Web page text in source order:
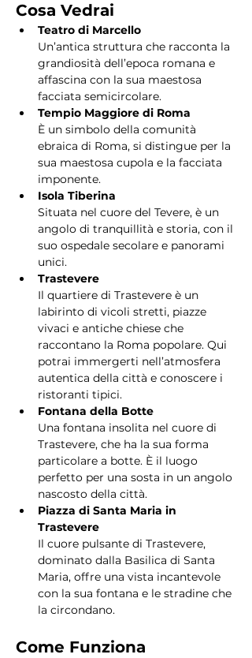
Cosa Vedrai
Teatro di Marcello
Un’antica struttura che racconta la
grandiosità dell’epoca romana e
affascina con la sua maestosa
facciata semicircolare.
Tempio Maggiore di Roma
È un simbolo della comunità
ebraica di Roma, si distingue per la
sua maestosa cupola e la facciata
imponente.
Isola Tiberina
Situata nel cuore del Tevere, è un
angolo di tranquillità e storia, con il
suo ospedale secolare e panorami
unici.
Trastevere
Il quartiere di Trastevere è un
labirinto di vicoli stretti, piazze
vivaci e antiche chiese che
raccontano la Roma popolare. Qui
potrai immergerti nell’atmosfera
autentica della città e conoscere i
ristoranti tipici.
Fontana della Botte
Una fontana insolita nel cuore di
Trastevere, che ha la sua forma
particolare a botte. È il luogo
perfetto per una sosta in un angolo
nascosto della città.
Piazza di Santa Maria in
Trastevere
Il cuore pulsante di Trastevere,
dominato dalla Basilica di Santa
Maria, offre una vista incantevole
con la sua fontana e le stradine che
la circondano.
Come Funziona